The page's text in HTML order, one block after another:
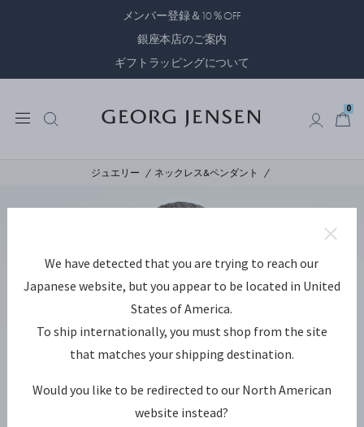
メンバー登録＆10％OFF
銀座本店のご案内
ギフトラッピングについて
0
ジュエリー ネックレス&ペンダント
We have detected that you are trying to reach our
Japanese website, but you appear to be located in United
States of America.
To ship internationally, you must shop from the site
that matches your shipping destination.
Would you like to be redirected to our North American
website instead?